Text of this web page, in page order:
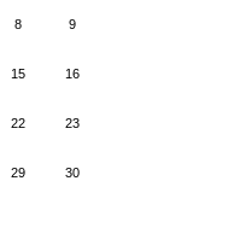
8 9
15 16
22 23
29 30